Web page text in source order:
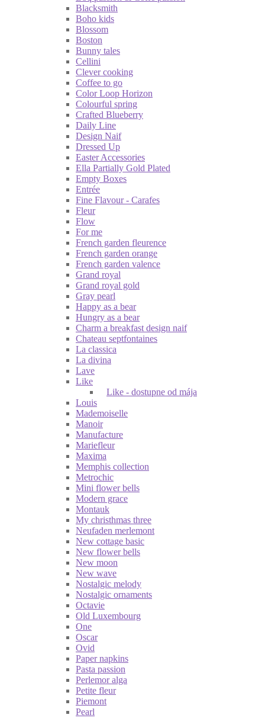
Blacksmith
Boho kids
Blossom
Boston
Bunny tales
Cellini
Clever cooking
Coffee to go
Color Loop Horizon
Colourful spring
Crafted Blueberry
Daily Line
Design Naif
Dressed Up
Easter Accessories
Ella Partially Gold Plated
Empty Boxes
Entrée
Fine Flavour - Carafes
Fleur
Flow
For me
French garden fleurence
French garden orange
French garden valence
Grand royal
Grand royal gold
Gray pearl
Happy as a bear
Hungry as a bear
Charm a breakfast design naif
Chateau septfontaines
La classica
La divina
Lave
Like
Like - dostupne od mája
Louis
Mademoiselle
Manoir
Manufacture
Mariefleur
Maxima
Memphis collection
Metrochic
Mini flower bells
Modern grace
Montauk
My christhmas three
Neufaden merlemont
New cottage basic
New flower bells
New moon
New wave
Nostalgic melody
Nostalgic ornaments
Octavie
Old Luxembourg
One
Oscar
Ovid
Paper napkins
Pasta passion
Perlemor alga
Petite fleur
Piemont
Pearl